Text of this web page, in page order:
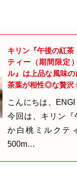
キリン『午後の紅茶
ティー（期間限定
ル』は上品な風味
茶葉が相性◎な贅沢
こんにちは、ENGI
今回は、キリン『
か白桃ミルクテ
500m…